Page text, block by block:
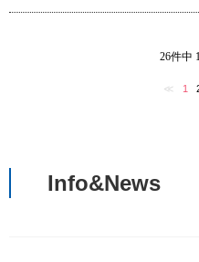
26件中
≪ 1
Info&News